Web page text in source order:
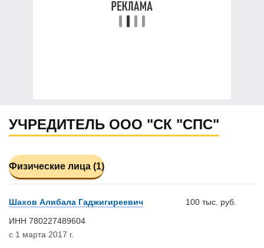
УЧРЕДИТЕЛЬ ООО "СК "СПС"
Физические лица (1)
Шахов Алибала Гаджигиреевич
ИНН 780227489604
с 1 марта 2017 г.
100 тыс. руб.